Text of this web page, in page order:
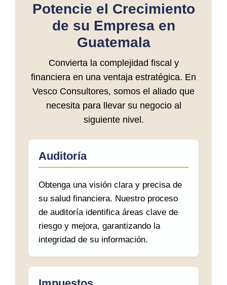
Potencie el Crecimiento
de su Empresa en
Guatemala
Convierta la complejidad fiscal y
financiera en una ventaja estratégica. En
Vesco Consultores, somos el aliado que
necesita para llevar su negocio al
siguiente nivel.
Auditoría
Obtenga una visión clara y precisa de
su salud financiera. Nuestro proceso
de auditoría identifica áreas clave de
riesgo y mejora, garantizando la
integridad de su información.